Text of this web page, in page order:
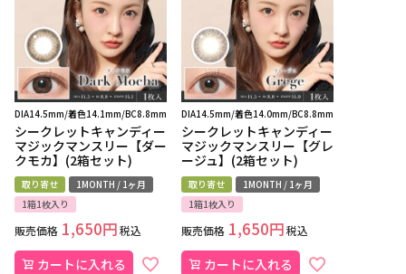
DIA14.5mm/着色14.1mm/BC8.8mm
シークレットキャンディー
マジックマンスリー【ダー
クモカ】(2箱セット)
取り寄せ
1MONTH / 1ヶ月
1箱1枚入り
販売価格 1,650 税込
カートに入れる
DIA14.5mm/着色14.0mm/BC8.8mm
シークレットキャンディー
マジックマンスリー【グレ
ージュ】(2箱セット)
取り寄せ
1MONTH / 1ヶ月
1箱1枚入り
販売価格 1,650 税込
カートに入れる